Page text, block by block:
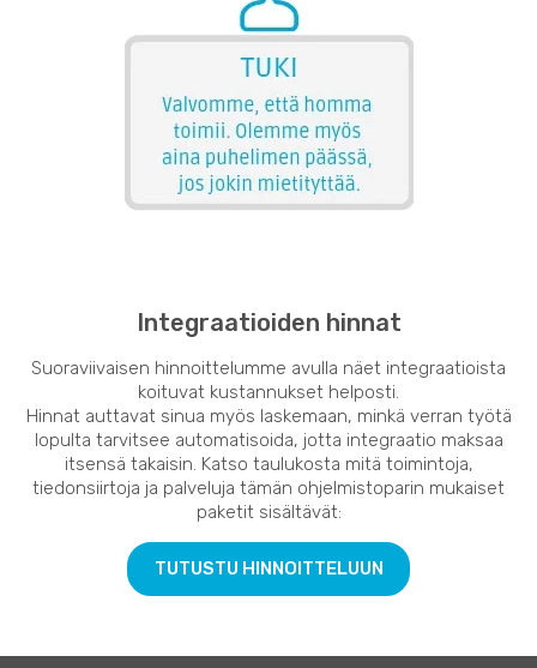
Integraatioiden hinnat
Suoraviivaisen hinnoittelumme avulla näet integraatioista
koituvat kustannukset helposti.
Hinnat auttavat sinua myös laskemaan, minkä verran työtä
lopulta tarvitsee automatisoida, jotta integraatio maksaa
itsensä takaisin. Katso taulukosta mitä toimintoja,
tiedonsiirtoja ja palveluja tämän ohjelmistoparin mukaiset
paketit sisältävät:
TUTUSTU HINNOITTELUUN